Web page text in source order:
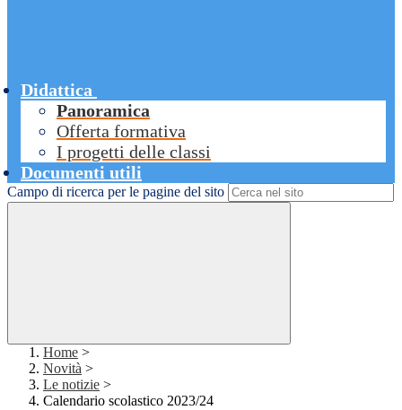
Didattica
Panoramica
Offerta formativa
I progetti delle classi
Documenti utili
Campo di ricerca per le pagine del sito
Home >
Novità >
Le notizie >
Calendario scolastico 2023/24